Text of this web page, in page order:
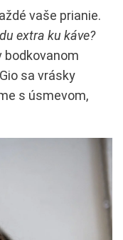
vaše prianie.
extra ku káve?
bodkovanom
sa vrásky
s úsmevom,